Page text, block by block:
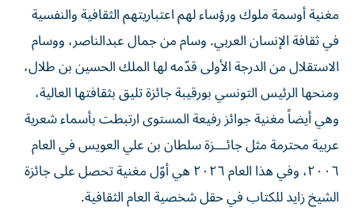
مغنية أوسمة ملوك ورؤساء لهم اعتباريتهم الثقافية والنفسية
في ثقافة الإنسان العربي. وسام من جمال عبدالناصر، ووسام
الاستقلال من الدرجة الأولى قدّمه لها الملك الحسين بن طلال،
ومنحها الرئيس التونسي بورقيبة جائزة تليق بثقافتها العالية،
وهي أيضاً مغنية جوائز رفيعة المستوى ارتبطت بأسماء شعرية
عربية محترمة مثل جائـــزة سلطان بن علي العويس في العام
٢٠٠٦، وفي هذا العام ٢٠٢٦ هي أوّل مغنية تحصل على جائزة
الشيخ زايد للكتاب في حقل شخصية العام الثقافية.